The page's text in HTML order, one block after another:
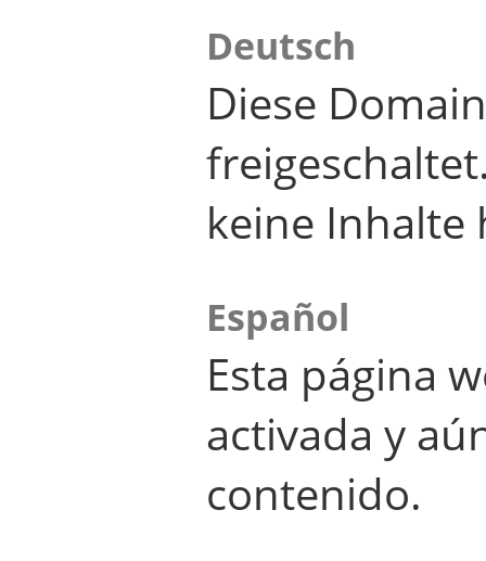
Deutsch
Diese
keine Inhalte
Español
Esta página
activada y
contenido.